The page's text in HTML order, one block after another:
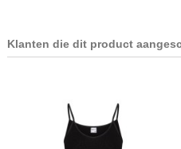
Klanten die dit product